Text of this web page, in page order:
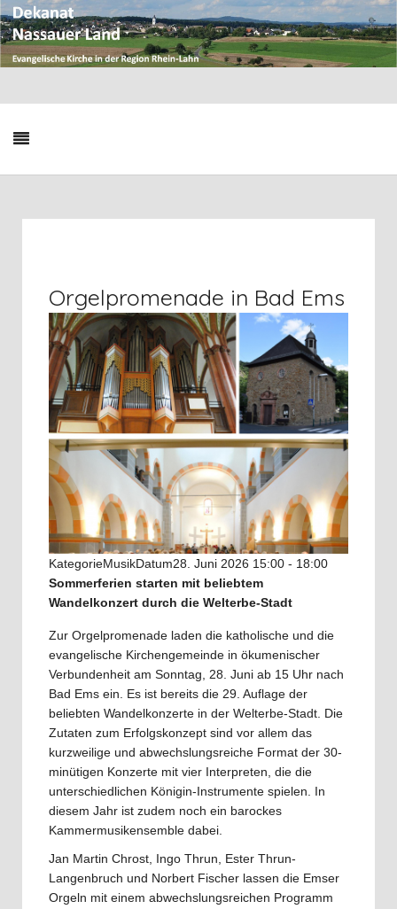
Orgelpromenade in Bad Ems
KategorieMusikDatum28. Juni 2026 15:00 - 18:00
Sommerferien starten mit beliebtem
Wandelkonzert durch die Welterbe-Stadt
Zur Orgelpromenade laden die katholische und die
evangelische Kirchengemeinde in ökumenischer
Verbundenheit am Sonntag, 28. Juni ab 15 Uhr nach
Bad Ems ein. Es ist bereits die 29. Auflage der
beliebten Wandelkonzerte in der Welterbe-Stadt. Die
Zutaten zum Erfolgskonzept sind vor allem das
kurzweilige und abwechslungsreiche Format der 30-
minütigen Konzerte mit vier Interpreten, die die
unterschiedlichen Königin-Instrumente spielen. In
diesem Jahr ist zudem noch ein barockes
Kammermusikensemble dabei.
Jan Martin Chrost, Ingo Thrun, Ester Thrun-
Langenbruch und Norbert Fischer lassen die Emser
Orgeln mit einem abwechslungsreichen Programm